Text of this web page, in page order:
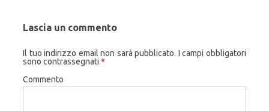
Lascia un commento
Il tuo indirizzo email non sarà pubblicato. I campi obbligatori
sono contrassegnati *
Commento